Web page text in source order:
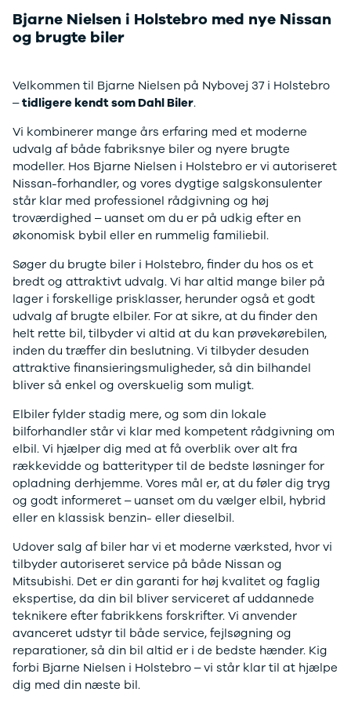
Modeller
Anmeldelser
Modeller
Anmeldelser
Tilbud
A390
Modeller
Anmeldelser
Privatleasing
Tilbud
Dacia
Sandero
Modeller
Anmeldelser
Privatleasing
Tilbud
Duster
Modeller
Anmeldelser
Tilbud
Jogger
Modeller
Anmeldelser
Privatleasing
Tilbud
Bigster
Anmeldelser
Privatleasing
Tilbud
Volvo
EX30
Modeller
Anmeldelser
Privatleasing
Tilbud
Stationcar
1-serie
4-serie
5-serie
X1
X2
X3
X5
iX
iX1
iX3
i3
i3s
i4
Z4
BYD
Se alle BYD
Elbil
Atto 3
Citroën
Se alle
Citroën
C1
C3
C3 Picasso
C4
C4
SpaceTourer
C5 Aircross
Jumper 33
Jumper 35
Grand C4
SpaceTourer
ë-C4
Cupra
Book tid på værkstedet
Bjarne Nielsen i Holstebro med nye Nissan
og brugte biler
Velkommen til Bjarne Nielsen på Nybovej 37 i Holstebro
–tidligere kendt som Dahl Biler.
Vi kombinerer mange års erfaring med et moderne
udvalg af både fabriksnye biler og nyere brugte
modeller. Hos Bjarne Nielsen i Holstebro er vi autoriseret
Nissan-forhandler, og vores dygtige salgskonsulenter
står klar med professionel rådgivning og høj
troværdighed – uanset om du er på udkig efter en
økonomisk bybil eller en rummelig familiebil.
Søger du brugte biler i Holstebro, finder du hos os et
bredt og attraktivt udvalg. Vi har altid mange biler på
lager i forskellige prisklasser, herunder også et godt
udvalg af brugte elbiler. For at sikre, at du finder den
helt rette bil, tilbyder vi altid at du kan prøvekørebilen,
inden du træffer din beslutning. Vi tilbyder desuden
attraktive finansieringsmuligheder, så din bilhandel
bliver så enkel og overskuelig som muligt.
Elbiler fylder stadig mere, og som din lokale
bilforhandler står vi klar med kompetent rådgivning om
elbil. Vi hjælper dig med at få overblik over alt fra
rækkevidde og batterityper til de bedste løsninger for
opladning derhjemme. Vores mål er, at du føler dig tryg
og godt informeret – uanset om du vælger elbil, hybrid
eller en klassisk benzin- eller dieselbil.
Udover salg af biler har vi et moderne værksted, hvor vi
tilbyder autoriseret service på både Nissan og
Mitsubishi. Det er din garanti for høj kvalitet og faglig
ekspertise, da din bil bliver serviceret af uddannede
teknikere efter fabrikkens forskrifter. Vi anvender
avanceret udstyr til både service, fejlsøgning og
reparationer, så din bil altid er i de bedste hænder. Kig
forbi Bjarne Nielsen i Holstebro – vi står klar til at hjælpe
dig med din næste bil.